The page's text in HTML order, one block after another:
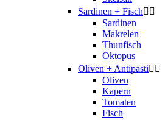
Sardinen + Fisch 
Sardinen
Makrelen
Thunfisch
Oktopus
Oliven + Antipasti 
Oliven
Kapern
Tomaten
Fisch